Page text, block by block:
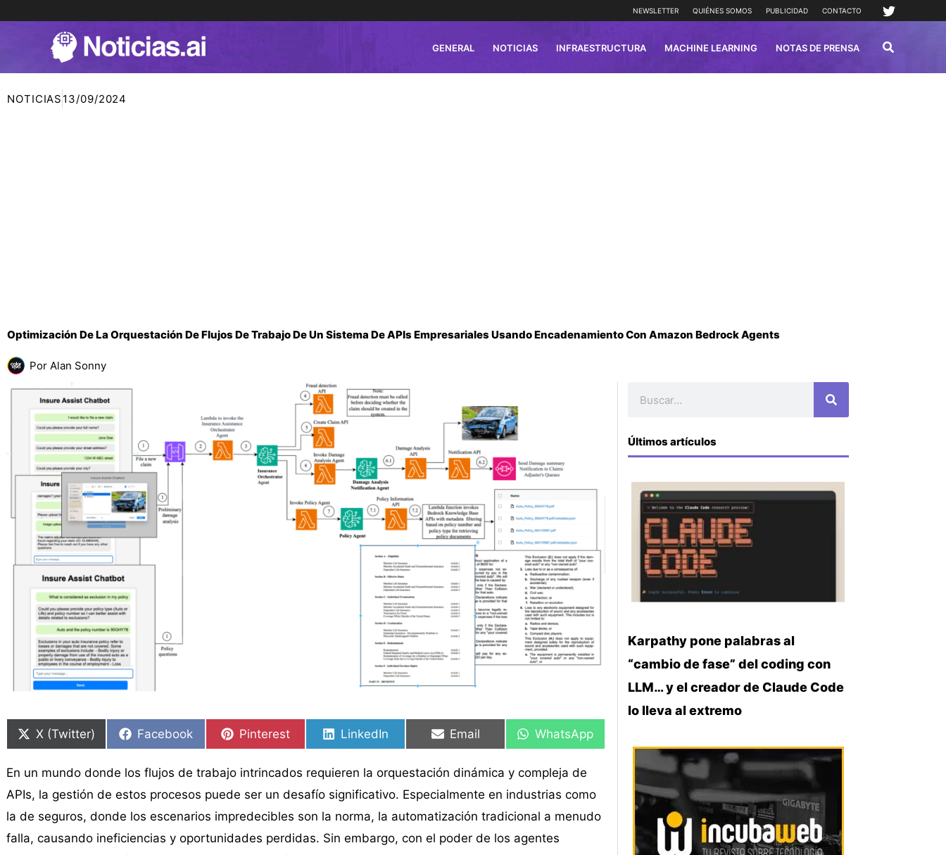
NEWSLETTER QUIÉNES SOMOS PUBLICIDAD CONTACTO
GENERAL NOTICIAS INFRAESTRUCTURA MACHINE LEARNING NOTAS DE PRENSA
NOTICIAS 13/09/2024
Optimización De La Orquestación De Flujos De Trabajo De Un Sistema De APIs Empresariales Usando Encadenamiento Con Amazon Bedrock Agents
Por Alan Sonny
en
X (Twitter)
en
Facebook
en
Pinterest
en
LinkedIn
en
Email
en
WhatsApp
En un mundo donde los flujos de trabajo intrincados requieren la orquestación dinámica y compleja de
APIs, la gestión de estos procesos puede ser un desafío significativo. Especialmente en industrias como
la de seguros, donde los escenarios impredecibles son la norma, la automatización tradicional a menudo
falla, causando ineficiencias y oportunidades perdidas. Sin embargo, con el poder de los agentes
en
en
en
en
en
en
Últimos artículos
Karpathy pone palabras al
“cambio de fase” del coding con
LLM… y el creador de Claude Code
lo lleva al extremo